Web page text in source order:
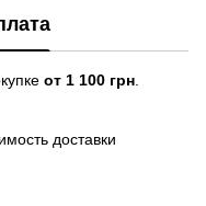
от 1 100 грн
доставки